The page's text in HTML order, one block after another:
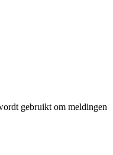
gebruikt om meldingen